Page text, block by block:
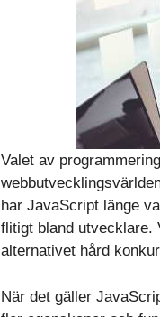
Valet av
har JavaScript länge
flitigt bland utvecklare.
alternativet hård
När det gäller